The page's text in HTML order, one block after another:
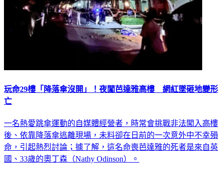
玩命29樓「降落傘沒開」！夜闖芭達雅高樓 網紅墜砸地變形
亡
一名熱愛跳傘運動的自媒體經營者，時常會挑戰非法闖入高樓
後、依靠降落傘逃離現場，未料卻在日前的一次意外中不幸殞
命，引起熱烈討論；據了解，這名命喪芭達雅的死者是來自英
國、33歲的奧丁森（Nathy Odinson）。